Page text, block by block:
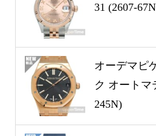
31 (2607-
オーデマ
ク オートマ
245N)